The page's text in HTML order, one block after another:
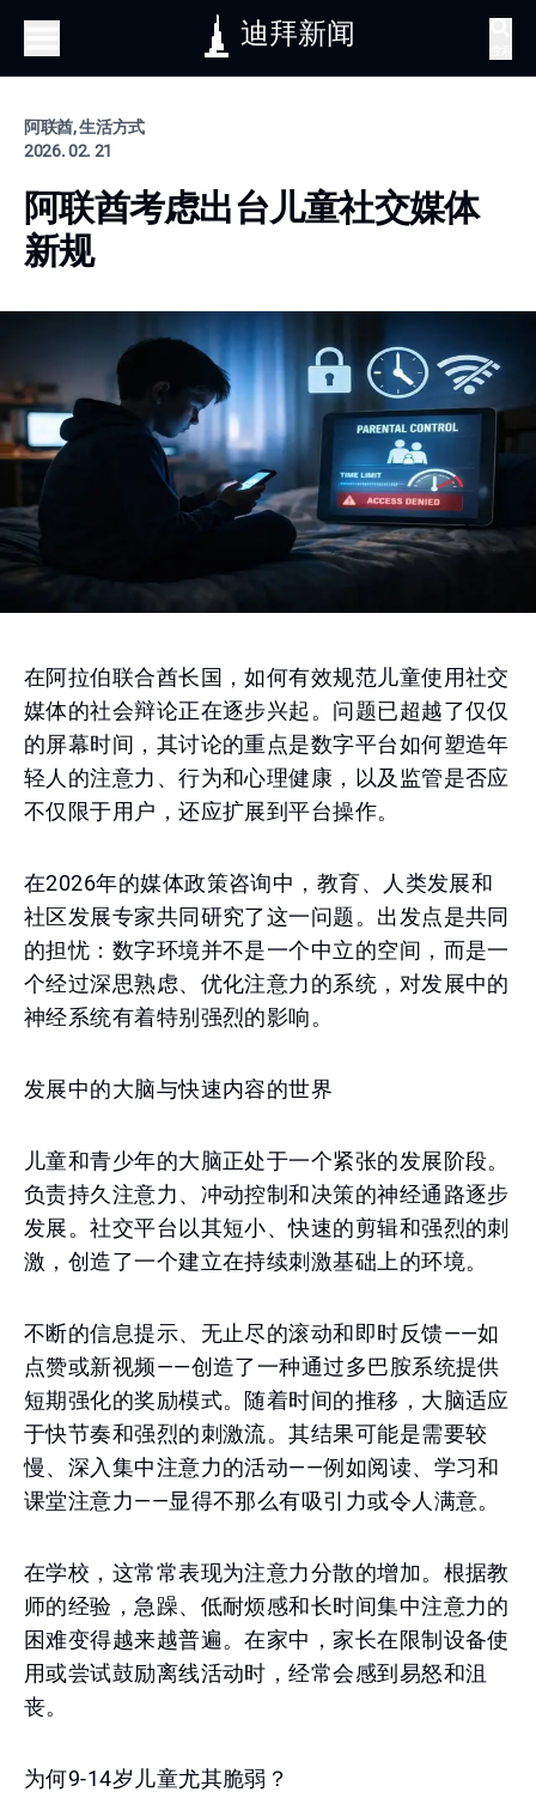
迪拜新闻
阿联酋, 生活方式
2026. 02. 21
阿联酋考虑出台儿童社交媒体
新规
在阿拉伯联合酋长国，如何有效规范儿童使用社交
媒体的社会辩论正在逐步兴起。问题已超越了仅仅
的屏幕时间，其讨论的重点是数字平台如何塑造年
轻人的注意力、行为和心理健康，以及监管是否应
不仅限于用户，还应扩展到平台操作。
在2026年的媒体政策咨询中，教育、人类发展和
社区发展专家共同研究了这一问题。出发点是共同
的担忧：数字环境并不是一个中立的空间，而是一
个经过深思熟虑、优化注意力的系统，对发展中的
神经系统有着特别强烈的影响。
发展中的大脑与快速内容的世界
儿童和青少年的大脑正处于一个紧张的发展阶段。
负责持久注意力、冲动控制和决策的神经通路逐步
发展。社交平台以其短小、快速的剪辑和强烈的刺
激，创造了一个建立在持续刺激基础上的环境。
不断的信息提示、无止尽的滚动和即时反馈——如
点赞或新视频——创造了一种通过多巴胺系统提供
短期强化的奖励模式。随着时间的推移，大脑适应
于快节奏和强烈的刺激流。其结果可能是需要较
慢、深入集中注意力的活动——例如阅读、学习和
课堂注意力——显得不那么有吸引力或令人满意。
在学校，这常常表现为注意力分散的增加。根据教
师的经验，急躁、低耐烦感和长时间集中注意力的
困难变得越来越普遍。在家中，家长在限制设备使
用或尝试鼓励离线活动时，经常会感到易怒和沮
丧。
为何9-14岁儿童尤其脆弱？